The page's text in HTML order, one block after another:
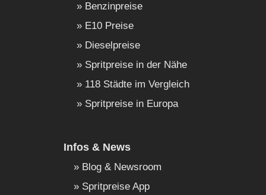
Benzinpreise
E10 Preise
Dieselpreise
Spritpreise in der Nähe
118 Städte im Vergleich
Spritpreise in Europa
Infos & News
Blog & Newsroom
Spritpreise App